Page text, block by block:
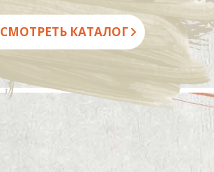
СМОТРЕТЬ КАТАЛОГ